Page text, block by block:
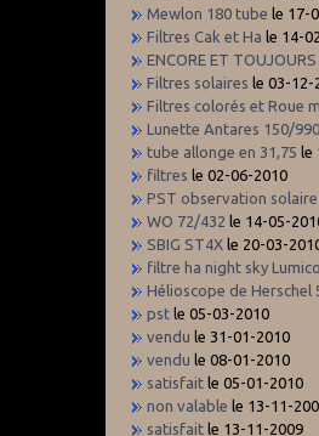
Mewlon 180 tube le 17-
Filtres Cak et Ha le 14-
ENCORE ET TOUJOURS
Filtres solaires le 03-12-
Filtres colorés et Roue
Lunette Antares 150/990
tube allonge en 31,75 le
filtres le 02-06-2010
PST observation solaire
WO 72/432 le 14-05-
SBIG ST4X le 20-03-
filtre ha night sky
Hélioscope de Herschel
pst le 05-03-2010
vendu le 31-01-2010
vendu le 08-01-2010
satisfait le 05-01-2010
non valable le 13-11-
satisfait le 13-11-2009